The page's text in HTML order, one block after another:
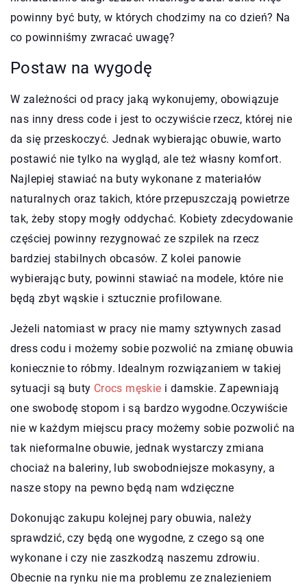
powinny być buty, w których chodzimy na co dzień? Na
co powinniśmy zwracać uwagę?
Postaw na wygodę
W zależności od pracy jaką wykonujemy, obowiązuje
nas inny dress code i jest to oczywiście rzecz, której nie
da się przeskoczyć. Jednak wybierając obuwie, warto
postawić nie tylko na wygląd, ale też własny komfort.
Najlepiej stawiać na buty wykonane z materiałów
naturalnych oraz takich, które przepuszczają powietrze
tak, żeby stopy mogły oddychać. Kobiety zdecydowanie
częściej powinny rezygnować ze szpilek na rzecz
bardziej stabilnych obcasów. Z kolei panowie
wybierając buty, powinni stawiać na modele, które nie
będą zbyt wąskie i sztucznie profilowane.
Jeżeli natomiast w pracy nie mamy sztywnych zasad
dress codu i możemy sobie pozwolić na zmianę obuwia
koniecznie to róbmy. Idealnym rozwiązaniem w takiej
sytuacji są buty Crocs męskie i damskie. Zapewniają
one swobodę stopom i są bardzo wygodne.Oczywiście
nie w każdym miejscu pracy możemy sobie pozwolić na
tak nieformalne obuwie, jednak wystarczy zmiana
chociaż na baleriny, lub swobodniejsze mokasyny, a
nasze stopy na pewno będą nam wdzięczne
Dokonując zakupu kolejnej pary obuwia, należy
sprawdzić, czy będą one wygodne, z czego są one
wykonane i czy nie zaszkodzą naszemu zdrowiu.
Obecnie na rynku nie ma problemu ze znalezieniem